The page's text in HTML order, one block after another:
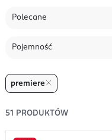
Polecane
Pojemność
premiere
51 PRODUKTÓW